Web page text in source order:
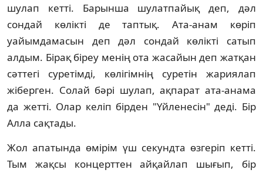
шулап кетті. Барынша шулатпайық деп, дәл
сондай көлікті де таптық. Ата-анам көріп
уайымдамасын деп дәл сондай көлікті сатып
алдым. Бірақ біреу менің ота жасайын деп жатқан
сәттегі суретімді, көлігімнің суретін жариялап
жіберген. Солай бәрі шулап, ақпарат ата-анама
да жетті. Олар келіп бірден "Үйленесін" деді. Бір
Алла сақтады.
Жол апатында өмірім үш секундта өзгеріп кетті.
Тым жақсы концерттен айқайлап шығып, бір